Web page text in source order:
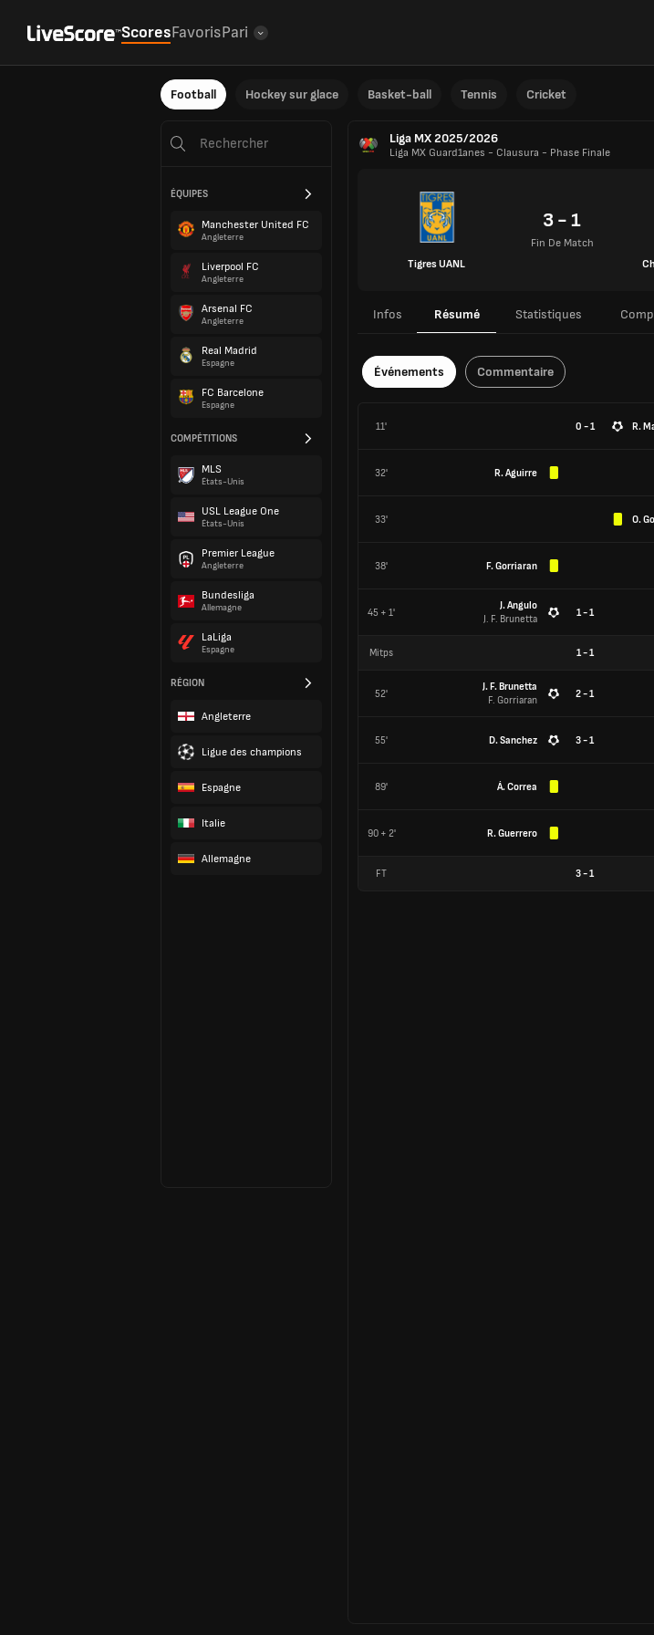
ScoresFavorisPari
Football Hockey sur glace Basket-ball Tennis Cricket
ÉQUIPES
Manchester United FC
Angleterre
Liverpool FC
Angleterre
Arsenal FC
Angleterre
Real Madrid
Espagne
FC Barcelone
Espagne
COMPÉTITIONS
MLS
États-Unis
USL League One
États-Unis
Premier League
Angleterre
Bundesliga
Allemagne
LaLiga
Espagne
RÉGION
Angleterre
Ligue des champions
Espagne
Italie
Allemagne
Liga MX 2025/2026
Liga MX Guard1anes - Clausura - Phase Finale
Tigres UANL
3 - 1
Fin De Match
Infos Résumé Statistiques
Événements Commentaire
11' 0 - 1 R.
32' R. Aguirre
33' O.
38' F. Gorriaran
45 + 1'
J. Angulo
J. F. Brunetta
1 - 1
Mitps 1-1
52'
J. F. Brunetta
F. Gorriaran
2 - 1
55' D. Sanchez 3 - 1
89' Á. Correa
90 + 2' R. Guerrero
FT 3-1